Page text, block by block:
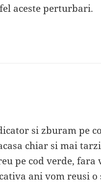
aceste perturbari.
si zburam pe
chiar si mai
pe cod verde, fara
ani vom reusi o